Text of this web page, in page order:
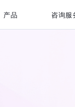
产品 咨询服